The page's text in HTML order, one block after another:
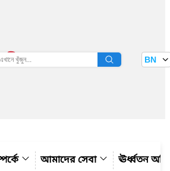
তথ্য বাতায়ন BN
আমাদের সেবা ঊর্ধ্বতন